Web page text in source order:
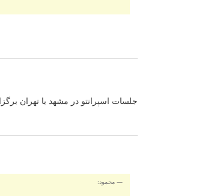
جلسات اسپرانتو در مشهد یا تهران
محمود: